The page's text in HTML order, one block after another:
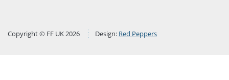
Copyright © FF UK 2026 Design: Red Peppers